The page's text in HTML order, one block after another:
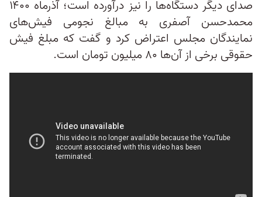
صدای دیگر دستگاه‌ها را نیز درآورده است؛ آذرماه ۱۴۰۰
محمدحسن آصفری به مبالغ نجومی فیش‌های
نمایندگان مجلس اعتراض کرد و گفت که مبلغ فیش
حقوقی برخی از آن‌ها ۸۰ میلیون تومان است.